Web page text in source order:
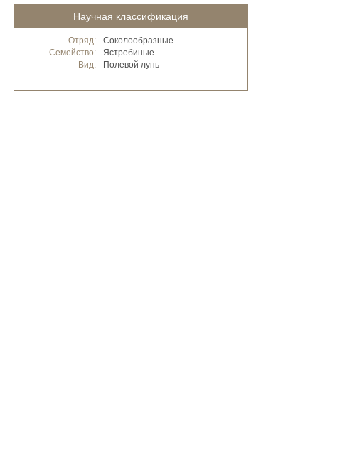
Научная классификация
Отряд:
Соколообразные
Семейство:
Ястребиные
Вид:
Полевой лунь